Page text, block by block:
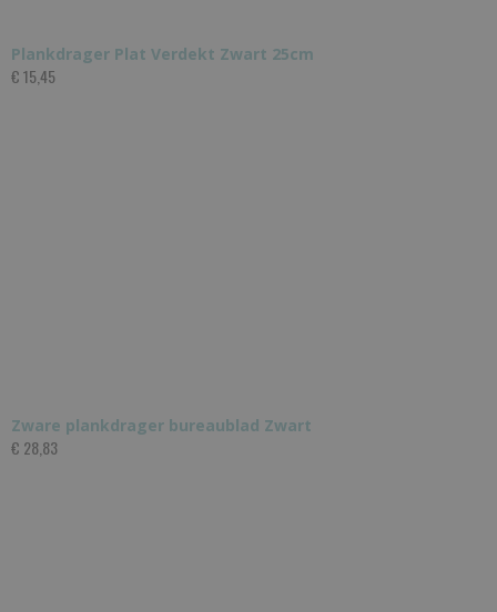
Plankdrager Plat Verdekt Zwart 25cm
€ 15,45
Zware plankdrager bureaublad Zwart
€ 28,83